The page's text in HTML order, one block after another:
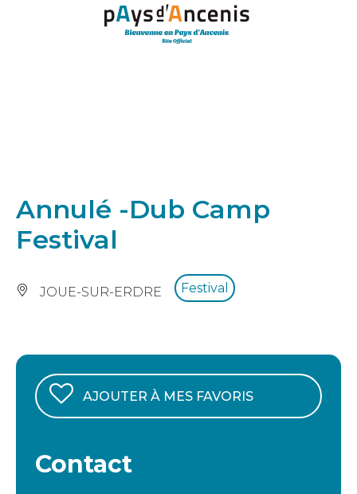
Panneau de gestion des cookies
Annulé -Dub Camp
Festival
JOUE-SUR-ERDRE Festival
AJOUTER À MES FAVORIS
Contact